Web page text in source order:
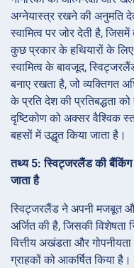
अग्नेयास्त्र रखने की अनुमति
स्वामित्व पर जोर देती है,
कुछ प्रकार के हथियारों के
स्वामित्व के बावजूद,
बनाए रखता है, जो व्यक्तिगत
के प्रति देश की प्रतिबद्धता
दृष्टिकोण को अक्सर वैश्विक
बहसों में उद्धृत किया जाता है।
तथ्य 5: स्विट्जरलैंड की बैंकिंग
जाता है
स्विट्जरलैंड ने अपनी मजबूत और
अर्जित की है, जिसकी विशेषता
वित्तीय अखंडता और
ग्राहकों को आकर्षित किया